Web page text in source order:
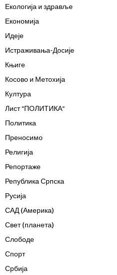
Екологија и здравље
Економија
Идеје
Истраживања-Досије
Књиге
Косово и Метохија
Култура
Лист "ПОЛИТИКА"
Политика
Преносимо
Религија
Репортаже
Република Српска
Русија
САД (Америка)
Свет (планета)
Слободе
Спорт
Србија